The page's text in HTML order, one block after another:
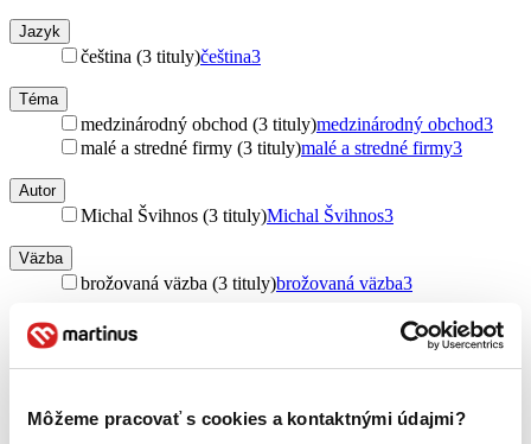
Môžeme pracovať s cookies a kontaktnými údajmi?
Jazyk
čeština (3 tituly)čeština3
Téma
medzinárodný obchod (3 tituly)medzinárodný obchod3
malé a stredné firmy (3 tituly)malé a stredné firmy3
Autor
Michal Švihnos (3 tituly)Michal Švihnos3
Väzba
brožovaná väzba (3 tituly)brožovaná väzba3
Zúžiť výber
Zoradiť